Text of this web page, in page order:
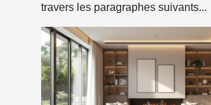
travers les paragraphes suivants...